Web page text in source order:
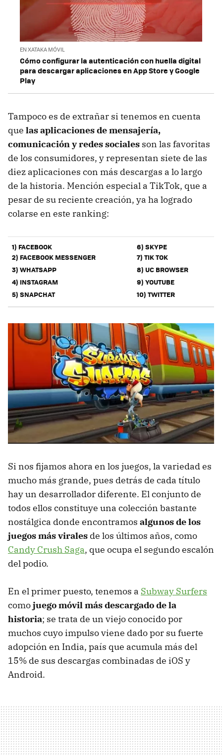
EN XATAKA MÓVIL
Cómo configurar la autenticación con huella digital
para descargar aplicaciones en App Store y Google
Play
Tampoco es de extrañar si tenemos en cuenta
que las aplicaciones de mensajería,
comunicación y redes sociales son las favoritas
de los consumidores, y representan siete de las
diez aplicaciones con más descargas a lo largo
de la historia. Mención especial a TikTok, que a
pesar de su reciente creación, ya ha logrado
colarse en este ranking:
1) FACEBOOK
2) FACEBOOK MESSENGER
3) WHATSAPP
4) INSTAGRAM
5) SNAPCHAT
6) SKYPE
7) TIK TOK
8) UC BROWSER
9) YOUTUBE
10) TWITTER
Si nos fijamos ahora en los juegos, la variedad es
mucho más grande, pues detrás de cada título
hay un desarrollador diferente. El conjunto de
todos ellos constituye una colección bastante
nostálgica donde encontramos algunos de los
juegos más virales de los últimos años, como
Candy Crush Saga, que ocupa el segundo escalón
del podio.
En el primer puesto, tenemos a Subway Surfers
comojuego móvil más descargado de la
historia; se trata de un viejo conocido por
muchos cuyo impulso viene dado por su fuerte
adopción en India, país que acumula más del
15% de sus descargas combinadas de iOS y
Android.